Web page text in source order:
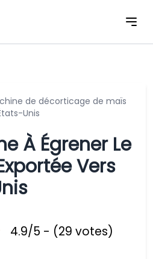
de décorticage de maïs
Unis
À Égrener Le
Vers
4.9/5 - (29 votes)